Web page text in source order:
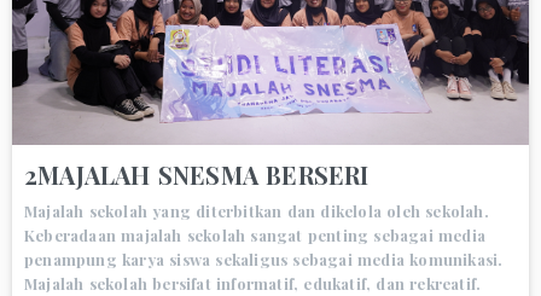
2MAJALAH SNESMA BERSERI
Majalah sekolah yang diterbitkan dan dikelola oleh sekolah.
Keberadaan majalah sekolah sangat penting sebagai media
penampung karya siswa sekaligus sebagai media komunikasi.
Majalah sekolah bersifat informatif, edukatif, dan rekreatif.